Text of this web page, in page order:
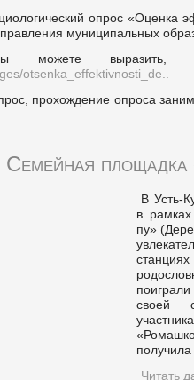
опрос «Оценка
муниципальных
можете
otsenka_effektivnosti_de..
прохождение опроса
Семейная
В Усть-
в рамках
пу»
своей
Читать